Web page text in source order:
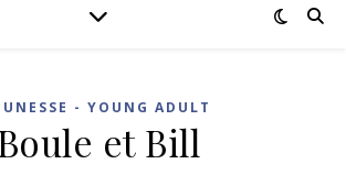
- YOUNG ADULT
et Bill